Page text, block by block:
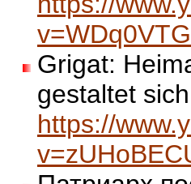
Grigat:
gestaltet
https://